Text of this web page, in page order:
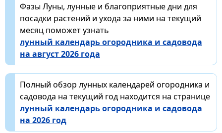
Фазы Луны, лунные и благоприятные дни для
посадки растений и ухода за ними на текущий
месяц поможет узнать
лунный календарь огородника и садовода
на август 2026 года
Полный обзор лунных календарей огородника и
садовода на текущий год находится на странице
лунный календарь огородника и садовода
на 2026 год